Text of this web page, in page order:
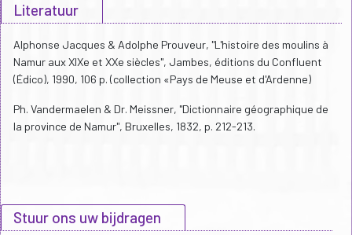
Literatuur
Alphonse Jacques & Adolphe Prouveur, "L'histoire des moulins à
Namur aux XIXe et XXe siècles", Jambes, éditions du Confluent
(Édico), 1990, 106 p. (collection «Pays de Meuse et d'Ardenne)
Ph. Vandermaelen & Dr. Meissner, "Dictionnaire géographique de
la province de Namur", Bruxelles, 1832, p. 212-213.
Stuur ons uw bijdragen